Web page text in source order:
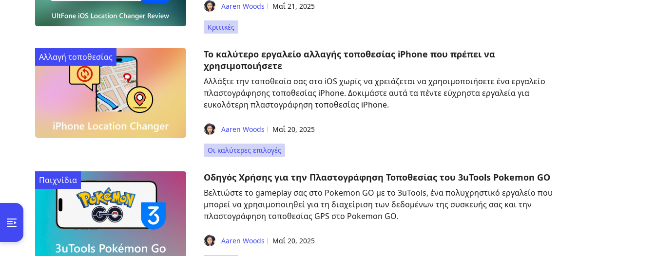
Aaren Woods Μαΐ 21, 2025
Κριτικές
Αλλαγή τοποθεσίας
Το καλύτερο εργαλείο αλλαγής τοποθεσίας iPhone που πρέπει να
χρησιμοποιήσετε
Αλλάξτε την τοποθεσία σας στο iOS χωρίς να χρειάζεται να χρησιμοποιήσετε ένα εργαλείο
πλαστογράφησης τοποθεσίας iPhone. Δοκιμάστε αυτά τα πέντε εύχρηστα εργαλεία για
ευκολότερη πλαστογράφηση τοποθεσίας iPhone.
Aaren Woods Μαΐ 20, 2025
Οι καλύτερες επιλογές
Παιχνίδια Οδηγός Χρήσης για την Πλαστογράφηση Τοποθεσίας του 3uTools Pokemon GO
Βελτιώστε το gameplay σας στο Pokemon GO με το 3uTools, ένα πολυχρηστικό εργαλείο που
μπορεί να χρησιμοποιηθεί για τη διαχείριση των δεδομένων της συσκευής σας και την
πλαστογράφηση τοποθεσίας GPS στο Pokemon GO.
Aaren Woods Μαΐ 20, 2025